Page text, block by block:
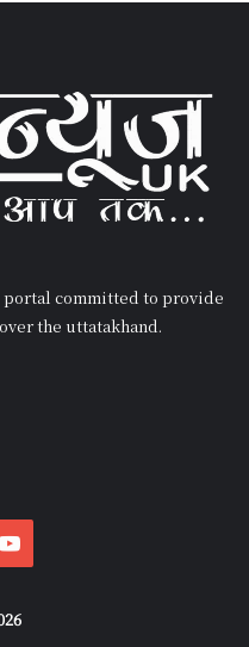
portal committed to provide
the uttatakhand.